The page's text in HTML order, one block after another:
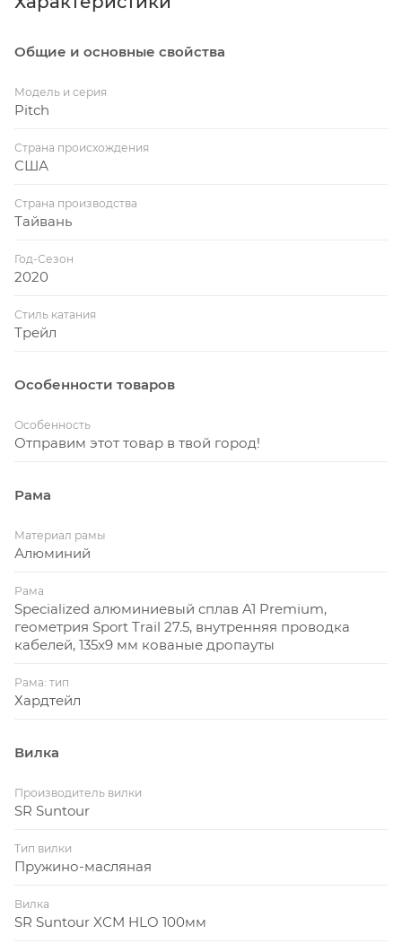
Общие и основные свойства
Модель и серия
Pitch
Страна происхождения
США
Страна производства
Тайвань
Год-Сезон
2020
Стиль катания
Трейл
Особенности товаров
Особенность
Отправим этот товар в твой город!
Рама
Материал рамы
Алюминий
Рама
Specialized алюминиевый сплав A1 Premium,
геометрия Sport Trail 27.5, внутренняя проводка
кабелей, 135x9 мм кованые дропауты
Рама: тип
Хардтейл
Вилка
Производитель вилки
SR Suntour
Тип вилки
Пружино-масляная
Вилка
SR Suntour XCM HLO 100мм